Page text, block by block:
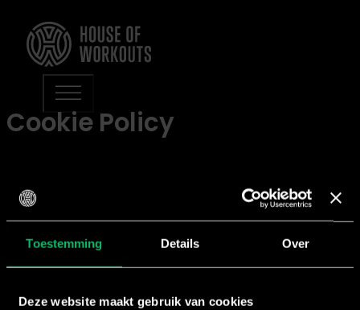
Toestemming Details Over
Deze website maakt gebruik van cookies
Cookie Policy
working to realize our mission of creating fitness